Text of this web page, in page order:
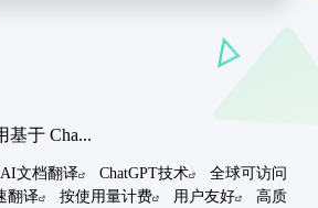
基于 Cha...
文档翻译 ChatGPT技术
全球可访问
翻译 按使用量计费 用户友好
高质